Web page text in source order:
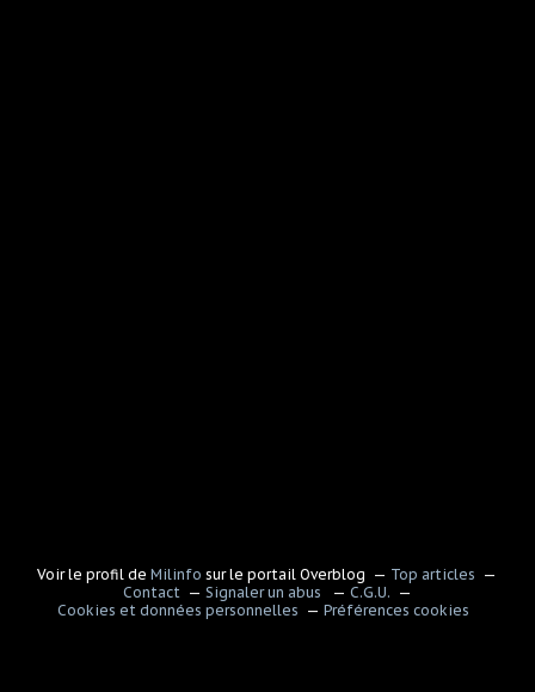
Voir le profil deMilinfo sur le portail Overblog
Top articles
Contact
Signaler un abus
C.G.U.
Cookies et données personnelles
Préférences cookies